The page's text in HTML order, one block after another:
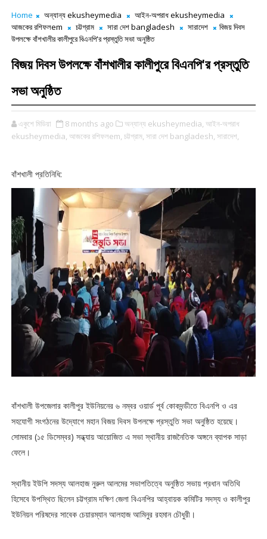
Home অন্যান্য ekusheymedia
আইন-অপরাধ ekusheymedia
আজকের রশিফলem
চট্টগ্রাম সারা দেশ bangladesh সারাদেশ
বিজয় দিবস
উপলক্ষে বাঁশখালীর কালীপুরে বিএনপি'র প্রস্তুতি সভা অনুষ্ঠিত
বিজয় দিবস উপলক্ষে বাঁশখালীর কালীপুরে বিএনপি'র প্রস্তুতি
সভা অনুষ্ঠিত
একুশে মিডিয়া 8 months ago অন্যান্য ekusheymedia, আইন-অপরাধ
ekusheymedia, আজকের রশিফলem, চট্টগ্রাম, সারা দেশ bangladesh, সারাদেশ,
বাঁশখালী প্রতিনিধি:
বাঁশখালী উপজেলার কালীপুর ইউনিয়নের ৬ নম্বর ওয়ার্ড পূর্ব কোকদন্ডীতে বিএনপি ও এর
সহযোগী সংগঠনের উদ্যোগে মহান বিজয় দিবস উপলক্ষে প্রস্তুতি সভা অনুষ্ঠিত হয়েছে।
সোমবার (১৫ ডিসেম্বর) সন্ধ্যায় আয়োজিত এ সভা স্থানীয় রাজনৈতিক অঙ্গনে ব্যাপক সাড়া
ফেলে।
স্থানীয় ইউপি সদস্য আলহাজ নুরুল আলমের সভাপতিত্বে অনুষ্ঠিত সভায় প্রধান অতিথি
হিসেবে উপস্থিত ছিলেন চট্টগ্রাম দক্ষিণ জেলা বিএনপির আহ্বায়ক কমিটির সদস্য ও কালীপুর
ইউনিয়ন পরিষদের সাবেক চেয়ারম্যান আলহাজ আমিনুর রহমান চৌধুরী।